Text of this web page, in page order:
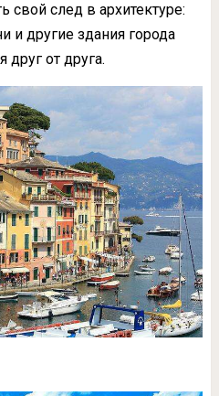
свой след в архитектуре:
и другие здания города
друг от друга.